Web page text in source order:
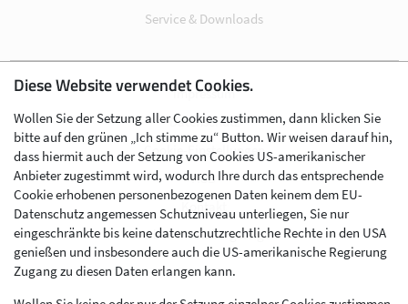
Service & Downloads
Impressum
Datenschutz
Cookie-Einstellungen
AGB
Kontakt
Werben im Skibergsteigen
Diese Website verwendet Cookies.
Wollen Sie der Setzung aller Cookies zustimmen, dann klicken Sie
bitte auf den grünen „Ich stimme zu“ Button. Wir weisen darauf hin,
dass hiermit auch der Setzung von Cookies US-amerikanischer
Anbieter zugestimmt wird, wodurch Ihre durch das entsprechende
Cookie erhobenen personenbezogenen Daten keinem dem EU-
Datenschutz angemessen Schutzniveau unterliegen, Sie nur
eingeschränkte bis keine datenschutzrechtliche Rechte in den USA
genießen und insbesondere auch die US-amerikanische Regierung
Zugang zu diesen Daten erlangen kann.